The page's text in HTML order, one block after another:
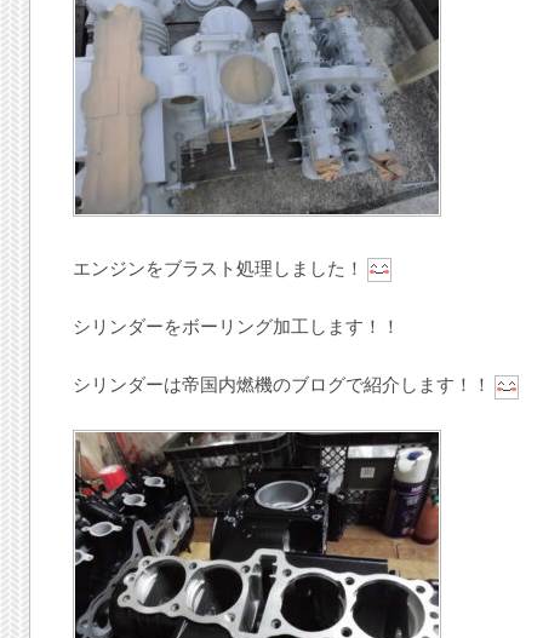
エンジンをブラスト処理しました！
シリンダーをボーリング加工します！！
シリンダーは帝国内燃機のブログで紹介します！！